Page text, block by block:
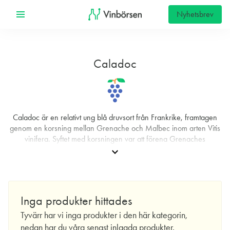
Nyhetsbrev
Caladoc
Caladoc är en relativt ung blå druvsort från Frankrike, framtagen
genom en korsning mellan Grenache och Malbec inom arten Vitis
vinifera. Syftet med korsningen var att förena Grenaches
värmetålighet och generösa frukt med Malbecs färgintensitet och
exempel i områden med medelhavsklimat. Den dyker mer sällan
kompletterande komponent för att ge färg och ryggrad i cuvéer.
En central egenskap hos Caladoc är dess höga fenolhalter. Det
expand_more
Inga produkter hittades
Tyvärr har vi inga produkter i den här kategorin,
nedan har du våra senast inlagda produkter.